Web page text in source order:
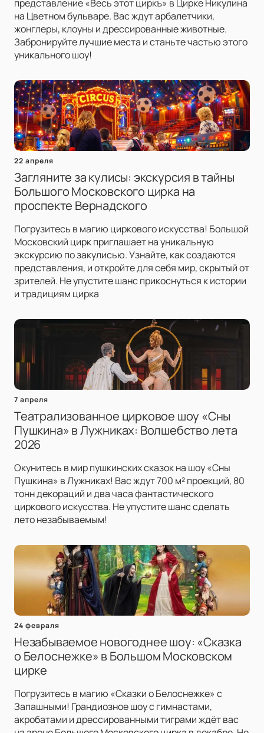
представление «Весь этот циркъ» в Цирке Никулина
на Цветном бульваре. Вас ждут арбалетчики,
жонглеры, клоуны и дрессированные животные.
Забронируйте лучшие места и станьте частью этого
уникального шоу!
22 апреля
Загляните за кулисы: экскурсия в тайны
Большого Московского цирка на
проспекте Вернадского
Погрузитесь в магию циркового искусства! Большой
Московский цирк приглашает на уникальную
экскурсию по закулисью. Узнайте, как создаются
представления, и откройте для себя мир, скрытый от
зрителей. Не упустите шанс прикоснуться к истории
и традициям цирка
7 апреля
Театрализованное цирковое шоу «Сны
Пушкина» в Лужниках: Волшебство лета
2026
Окунитесь в мир пушкинских сказок на шоу «Сны
Пушкина» в Лужниках! Вас ждут 700 м² проекций, 80
тонн декораций и два часа фантастического
циркового искусства. Не упустите шанс сделать
лето незабываемым!
24 февраля
Незабываемое новогоднее шоу: «Сказка
о Белоснежке» в Большом Московском
цирке
Погрузитесь в магию «Сказки о Белоснежке» с
Запашными! Грандиозное шоу с гимнастами,
акробатами и дрессированными тиграми ждёт вас